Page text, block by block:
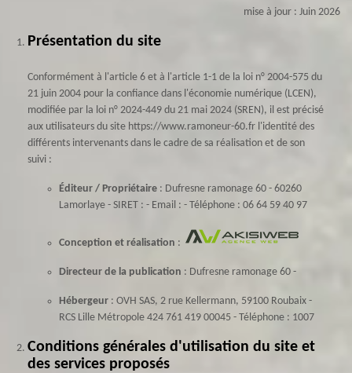
mise à jour : Juin 2026
Présentation du site
Conformément à l'article 6 et à l'article 1-1 de la loi n° 2004-575 du
21 juin 2004 pour la confiance dans l'économie numérique (LCEN),
modifiée par la loi n° 2024-449 du 21 mai 2024 (SREN), il est précisé
aux utilisateurs du site https://www.ramoneur-60.fr l'identité des
différents intervenants dans le cadre de sa réalisation et de son
suivi :
Éditeur / Propriétaire : Dufresne ramonage 60 - 60260
Lamorlaye - SIRET : - Email : - Téléphone : 06 64 59 40 97
Conception et réalisation :
Directeur de la publication : Dufresne ramonage 60 -
Hébergeur : OVH SAS, 2 rue Kellermann, 59100 Roubaix -
RCS Lille Métropole 424 761 419 00045 - Téléphone : 1007
Conditions générales d'utilisation du site et
des services proposés